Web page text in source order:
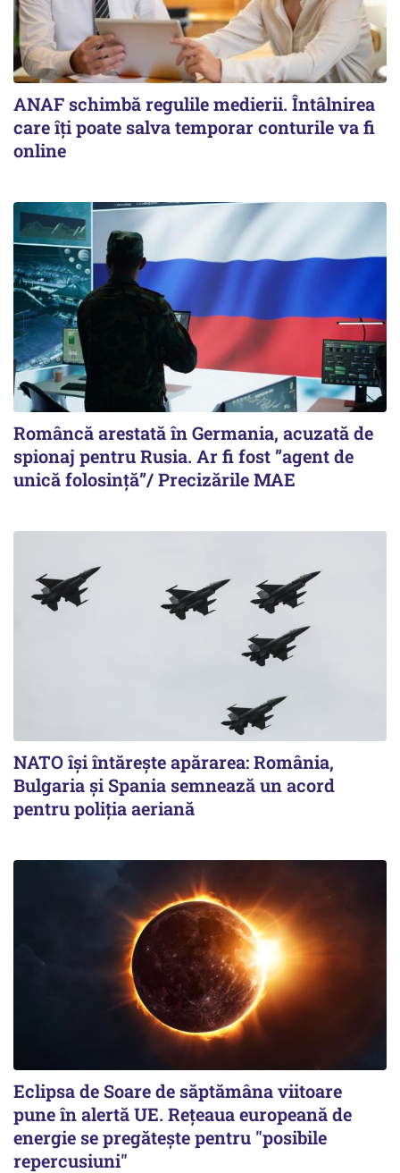
ANAF schimbă regulile medierii. Întâlnirea
care îți poate salva temporar conturile va fi
online
Româncă arestată în Germania, acuzată de
spionaj pentru Rusia. Ar fi fost ”agent de
unică folosință”/ Precizările MAE
NATO își întărește apărarea: România,
Bulgaria și Spania semnează un acord
pentru poliția aeriană
Eclipsa de Soare de săptămâna viitoare
pune în alertă UE. Rețeaua europeană de
energie se pregătește pentru "posibile
repercusiuni"